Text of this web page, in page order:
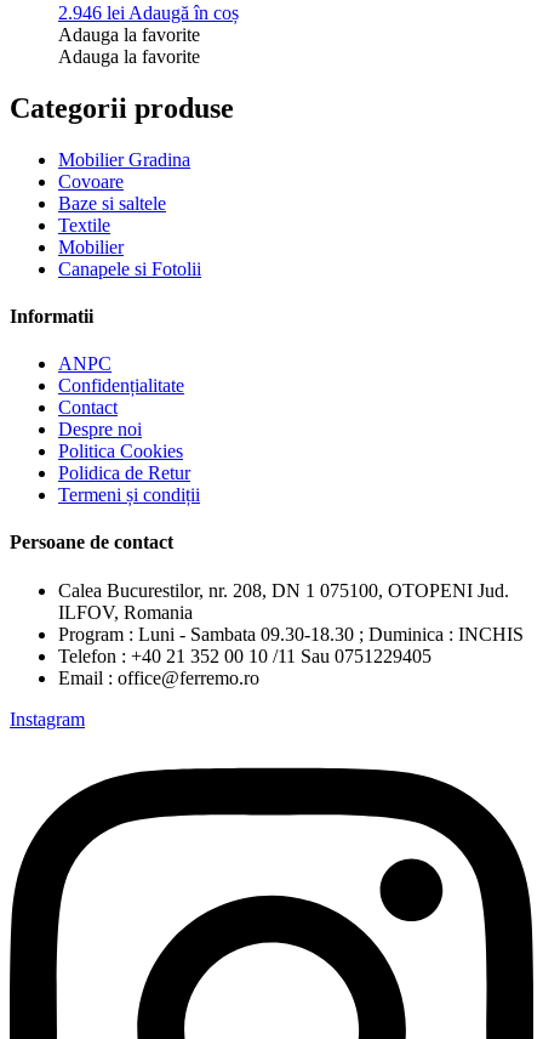
2.946 lei Adaugă în coș
Adauga la favorite
Adauga la favorite
Categorii produse
Mobilier Gradina
Covoare
Baze si saltele
Textile
Mobilier
Canapele si Fotolii
Informatii
ANPC
Confidențialitate
Contact
Despre noi
Politica Cookies
Polidica de Retur
Termeni și condiții
Persoane de contact
Calea Bucurestilor, nr. 208, DN 1 075100, OTOPENI Jud.
ILFOV, Romania
Program : Luni - Sambata 09.30-18.30 ; Duminica : INCHIS
Telefon : +40 21 352 00 10 /11 Sau 0751229405
Email : office@ferremo.ro
Instagram